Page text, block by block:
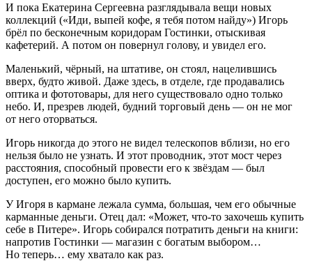
И пока Екатерина Сергеевна разглядывала вещи новых
коллекций («Иди, выпей кофе, я тебя потом найду») Игорь
брёл по бесконечным коридорам Гостинки, отыскивая
кафетерий. А потом он повернул голову, и увидел его.
Маленький, чёрный, на штативе, он стоял, нацелившись
вверх, будто живой. Даже здесь, в отделе, где продавались
оптика и фототовары, для него существовало одно только
небо. И, презрев людей, будний торговый день — он не мог
от него оторваться.
Игорь никогда до этого не видел телескопов вблизи, но его
нельзя было не узнать. И этот проводник, этот мост через
расстояния, способный провести его к звёздам — был
доступен, его можно было купить.
У Игоря в кармане лежала сумма, большая, чем его обычные
карманные деньги. Отец дал: «Может, что-то захочешь купить
себе в Питере». Игорь собирался потратить деньги на книги:
напротив Гостинки — магазин с богатым выбором…
Но теперь… ему хватало как раз.